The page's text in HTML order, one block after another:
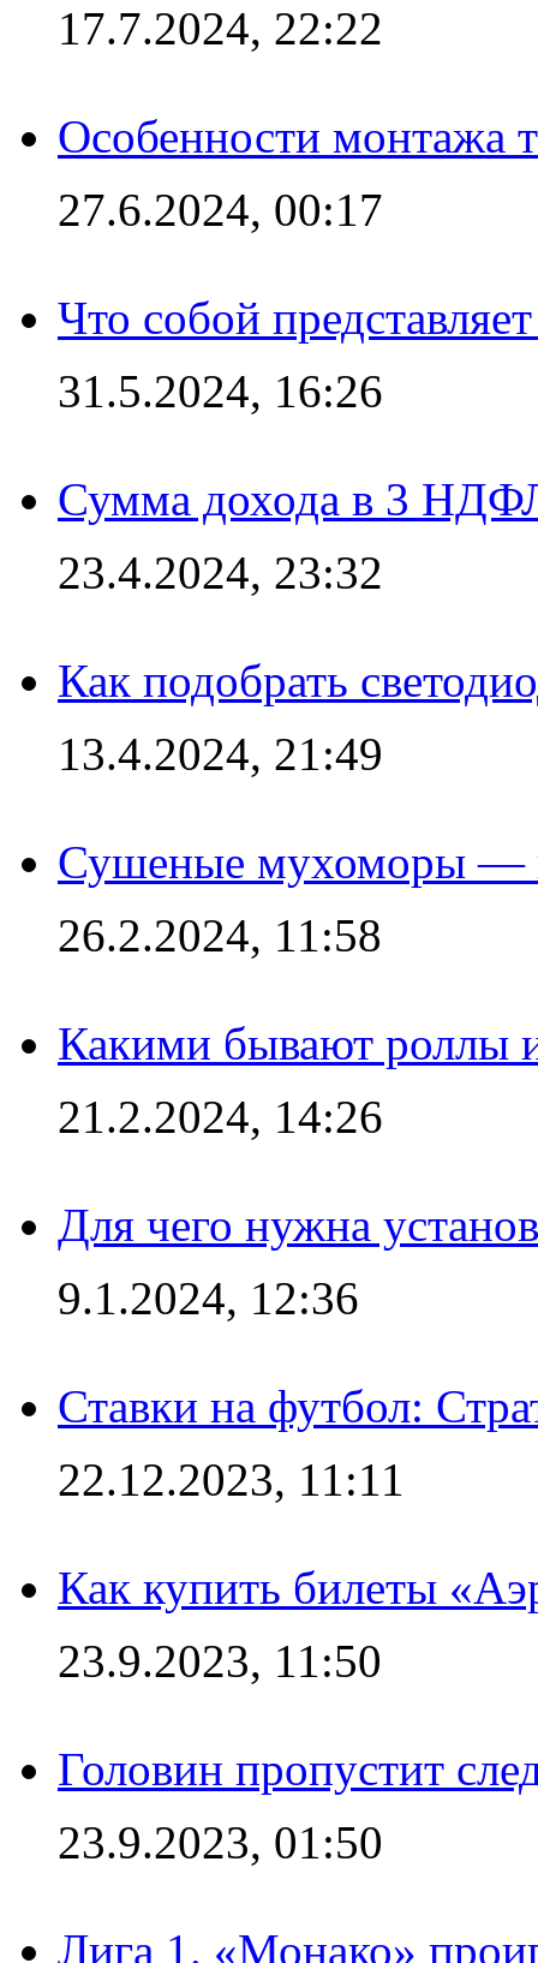
17.7.2024, 22:22
Особенности монтажа
27.6.2024, 00:17
Что собой
31.5.2024, 16:26
Сумма дохода в 3
23.4.2024, 23:32
Как подобрать
13.4.2024, 21:49
Сушеные мухоморы —
26.2.2024, 11:58
Какими бывают роллы
21.2.2024, 14:26
Для чего нужна
9.1.2024, 12:36
Ставки на футбол:
22.12.2023, 11:11
Как купить билеты
23.9.2023, 11:50
Головин пропустит
23.9.2023, 01:50
Лига 1. «Монако»